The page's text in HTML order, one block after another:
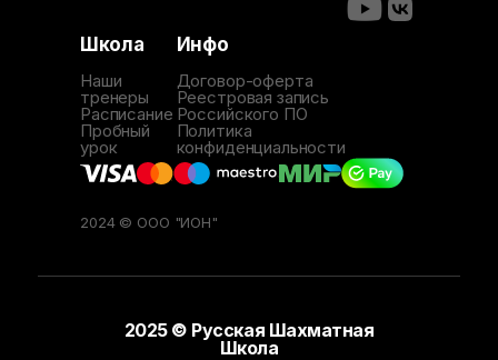
2024 © ООО "ИОН"
Школа
Наши
тренеры
Расписание
Пробный
урок
Инфо
Договор-оферта
Реестровая запись
Российского ПО
Политика
конфиденциальности
2025 © Русская Шахматная
Школа